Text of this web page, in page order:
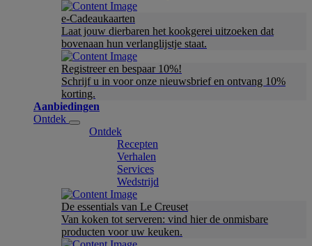
e-Cadeaukaarten
Laat jouw dierbaren het kookgerei uitzoeken dat
bovenaan hun verlanglijstje staat.
Registreer en bespaar 10%!
Schrijf u in voor onze nieuwsbrief en ontvang 10%
korting.
Aanbiedingen
Ontdek
Ontdek
Recepten
Verhalen
Services
Wedstrijd
De essentials van Le Creuset
Van koken tot serveren: vind hier de onmisbare
producten voor uw keuken.